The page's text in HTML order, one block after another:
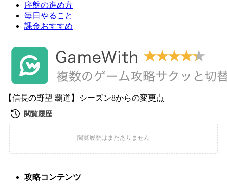
序盤の進め方
毎日やること
課金おすすめ
【信長の野望 覇道】シーズン8からの変更点
攻略コンテンツ